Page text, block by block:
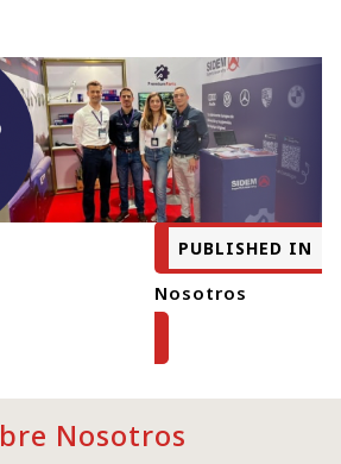
PUBLISHED IN
Nosotros
Nosotros